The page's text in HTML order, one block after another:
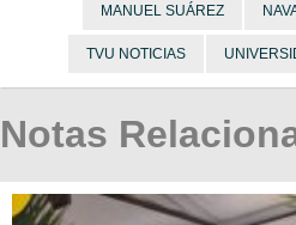
MANUEL SUÁREZ
TVU NOTICIAS
Notas